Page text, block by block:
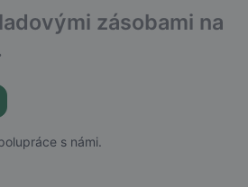
zásobami na
s námi.